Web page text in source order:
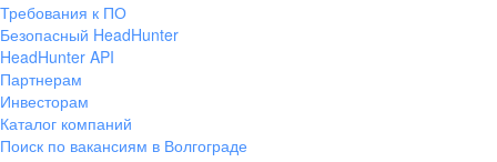
Требования к ПО
Безопасный HeadHunter
HeadHunter API
Партнерам
Инвесторам
Каталог компаний
Поиск по вакансиям в Волгограде